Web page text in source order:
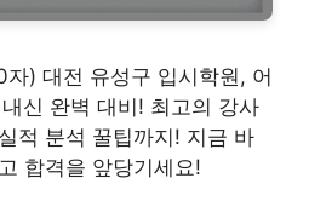
) 대전 유성구 입시학원, 어
신 완벽 대비! 최고의 강사
적 분석 꿀팁까지! 지금 바
합격을 앞당기세요!